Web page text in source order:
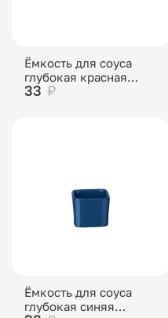
Ёмкость для соуса
глубокая красная
квадрат 50 мл 55 мм
33 ₽
Ёмкость для соуса
глубокая синяя